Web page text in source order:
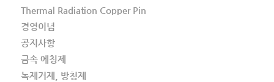
Thermal Radiation Copper Pin
경영이념
공지사항
금속 에칭제
녹제거제, 방청제